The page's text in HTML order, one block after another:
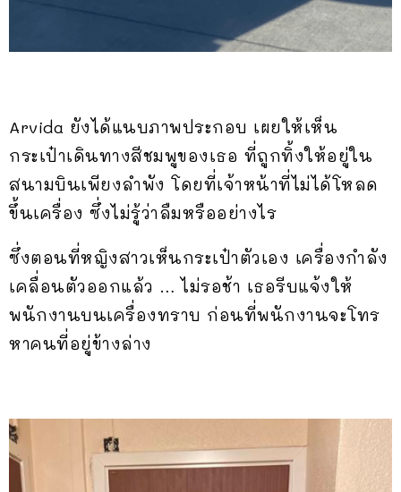
Arvida ยังได้แนบภาพประกอบ เผยให้เห็น
กระเป๋าเดินทางสีชมพูของเธอ ที่ถูกทิ้งให้อยู่ใน
สนามบินเพียงลำพัง โดยที่เจ้าหน้าที่ไม่ได้โหลด
ขึ้นเครื่อง ซึ่งไม่รู้ว่าลืมหรืออย่างไร
ซึ่งตอนที่หญิงสาวเห็นกระเป๋าตัวเอง เครื่องกำลัง
เคลื่อนตัวออกแล้ว … ไม่รอช้า เธอรีบแจ้งให้
พนักงานบนเครื่องทราบ ก่อนที่พนักงานจะโทร
หาคนที่อยู่ข้างล่าง